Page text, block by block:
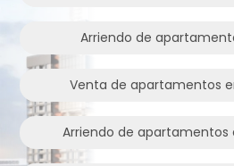
Arriendo de
Venta de apartamentos
Arriendo de apartamentos